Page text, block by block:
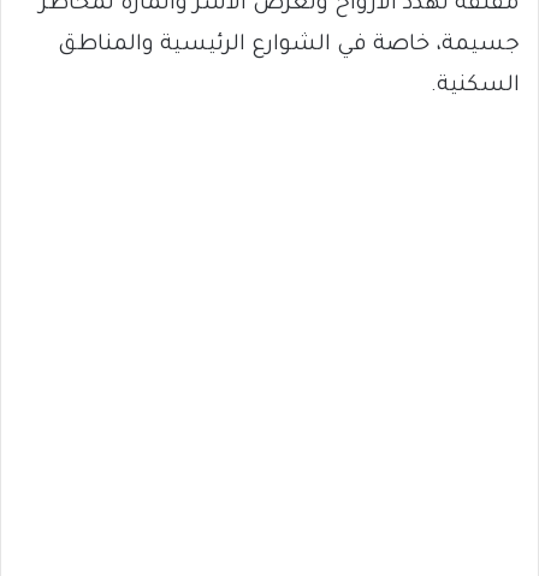
جسيمة، خاصة في الشوارع الرئيسية والمناطق
السكنية.